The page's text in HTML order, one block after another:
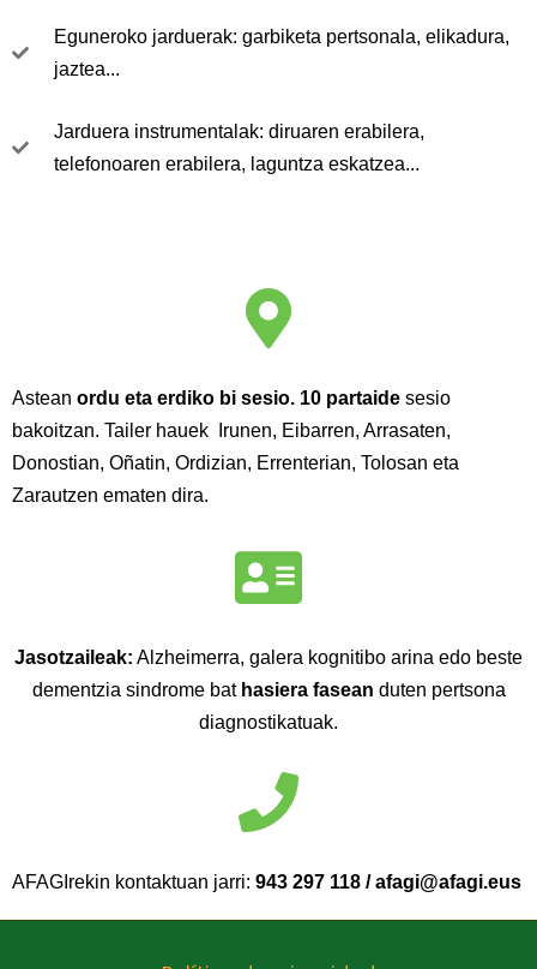
Eguneroko jarduerak: garbiketa pertsonala, elikadura,
jaztea...
Jarduera instrumentalak: diruaren erabilera,
telefonoaren erabilera, laguntza eskatzea...
Astean ordu eta erdiko bi sesio. 10 partaide sesio
bakoitzan. Tailer hauek Irunen, Eibarren, Arrasaten,
Donostian, Oñatin, Ordizian, Errenterian, Tolosan eta
Zarautzen ematen dira.
Jasotzaileak: Alzheimerra, galera kognitibo arina edo beste
dementzia sindrome bat hasiera fasean duten pertsona
diagnostikatuak.
AFAGIrekin kontaktuan jarri: 943 297 118 / afagi@afagi.eus